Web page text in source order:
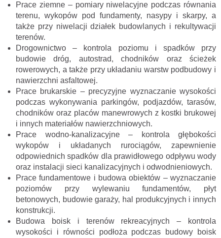
Prace ziemne – pomiary niwelacyjne podczas równania
terenu, wykopów pod fundamenty, nasypy i skarpy, a
także przy niwelacji działek budowlanych i rekultywacji
terenów.
Drogownictwo – kontrola poziomu i spadków przy
budowie dróg, autostrad, chodników oraz ścieżek
rowerowych, a także przy układaniu warstw podbudowy i
nawierzchni asfaltowej.
Prace brukarskie – precyzyjne wyznaczanie wysokości
podczas wykonywania parkingów, podjazdów, tarasów,
chodników oraz placów manewrowych z kostki brukowej
i innych materiałów nawierzchniowych.
Prace wodno-kanalizacyjne – kontrola głębokości
wykopów i układanych rurociągów, zapewnienie
odpowiednich spadków dla prawidłowego odpływu wody
oraz instalacji sieci kanalizacyjnych i odwodnieniowych.
Prace fundamentowe i budowa obiektów – wyznaczanie
poziomów przy wylewaniu fundamentów, płyt
betonowych, budowie garaży, hal produkcyjnych i innych
konstrukcji.
Budowa boisk i terenów rekreacyjnych – kontrola
wysokości i równości podłoża podczas budowy boisk